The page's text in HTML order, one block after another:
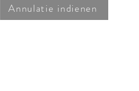
Annulatie indienen